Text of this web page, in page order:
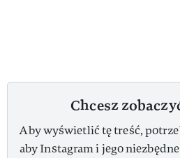
Chcesz
Aby wyświetlić tę treść,
aby Instagram i jego niezbędne